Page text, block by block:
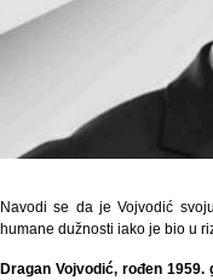
Navodi se da je Vojvodić
humane dužnosti iako je bio u
Dragan Vojvodić, rođen